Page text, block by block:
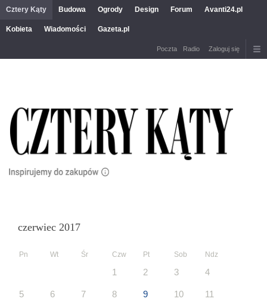
Cztery Kąty Budowa Ogrody Design Forum Avanti24.pl
Kobieta Wiadomości Gazeta.pl
Poczta Radio Zaloguj się
czerwiec 2017
Pn Wt Śr Czw Pt Sob Ndz
1 2 3 4
5 6 7 8 9 10 11